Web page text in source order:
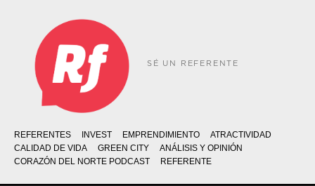
SÉ UN REFERENTE
REFERENTES INVEST EMPRENDIMIENTO
ATRACTIVIDAD
CALIDAD DE VIDA
GREEN CITY
ANÁLISIS Y OPINIÓN
CORAZÓN DEL NORTE PODCAST
REFERENTE